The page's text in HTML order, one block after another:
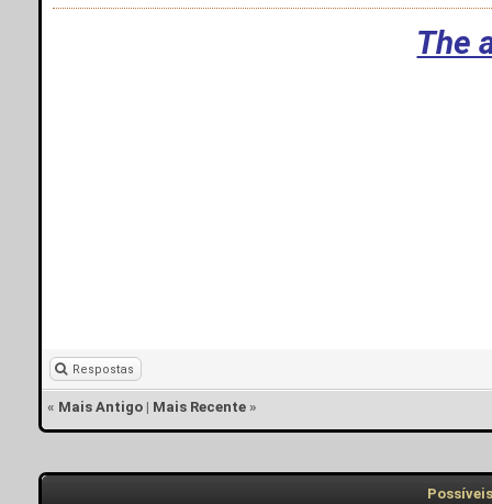
The
Respostas
« Mais Antigo | Mais Recente »